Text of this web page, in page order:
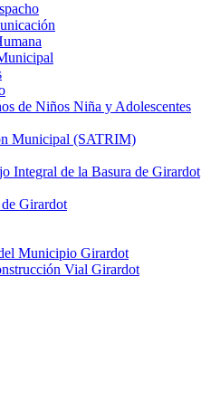
de Niños Niña y Adolescentes
Municipal (SATRIM)
Integral de la Basura de Girardot
Girardot
Municipio Girardot
Vial Girardot